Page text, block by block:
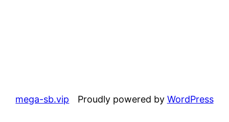
mega-sb.vip Proudly powered by WordPress